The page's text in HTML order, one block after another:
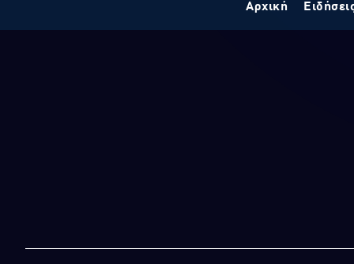
Αρχική